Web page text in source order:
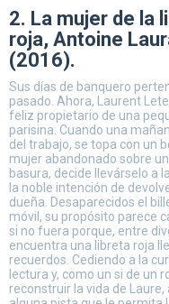
2. La mujer de la
roja, Antoine
(2016).
Sus días de banquero
pasado. Ahora, Laurent
feliz propietario de una
parisina. Cuando una
del trabajo, se topa con un
mujer abandonado sobre
basura, decide llevárselo a
la noble intención de
dueña. Desaparecidos el
móvil, su propósito parece
si no fuera porque, entre
encuentra una libreta roja
recuerdos. Cediendo a la
lectura y, como un si de un
reconstruir la vida de